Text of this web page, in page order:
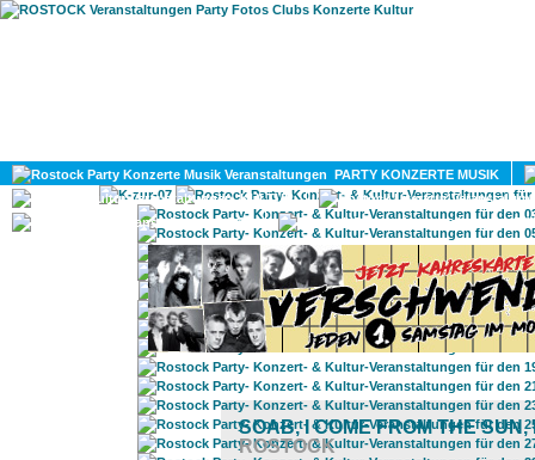
PARTY KONZERTE MUSIK
KULTUR
GAY
SOAB, I COME FROM THE
ROSTOCK